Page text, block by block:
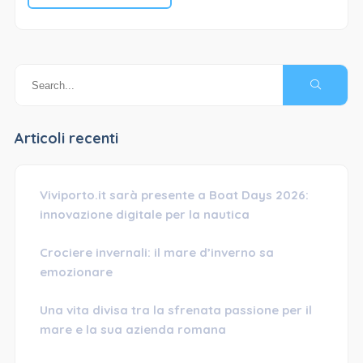
Articoli recenti
Viviporto.it sarà presente a Boat Days 2026:
innovazione digitale per la nautica
Crociere invernali: il mare d’inverno sa
emozionare
Una vita divisa tra la sfrenata passione per il
mare e la sua azienda romana